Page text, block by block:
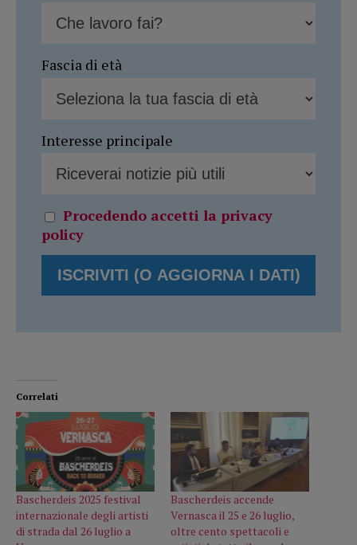
Fascia di età
Interesse principale
Procedendo accetti la privacy
policy
Correlati
Bascherdeis 2025 festival
internazionale degli artisti
di strada dal 26 luglio a
Bascherdeis accende
Vernasca il 25 e 26 luglio,
oltre cento spettacoli e